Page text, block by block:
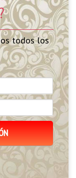
todos los